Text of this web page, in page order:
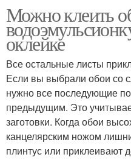
Можно клеить
оклейке
Все остальные листы
Если вы выбрали обои со
нужно все последующие
предыдущим. Это
заготовки. Когда обои
канцелярским ножом
плинтус или приклеивают